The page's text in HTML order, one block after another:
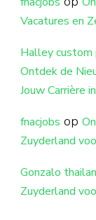
Vacatures en
Halley
Ontdek de
Jouw Carrière
fnacjobs op
Zuyderland
Gonzalo
Zuyderland